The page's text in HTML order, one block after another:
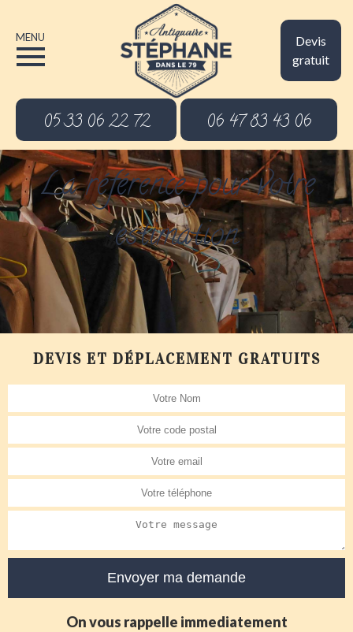
Devis
gratuit
MENU
05 33 06 22 72 06 47 83 43 06
La référence pour votre
estimation
DEVIS ET DÉPLACEMENT GRATUITS
On vous rappelle immediatement